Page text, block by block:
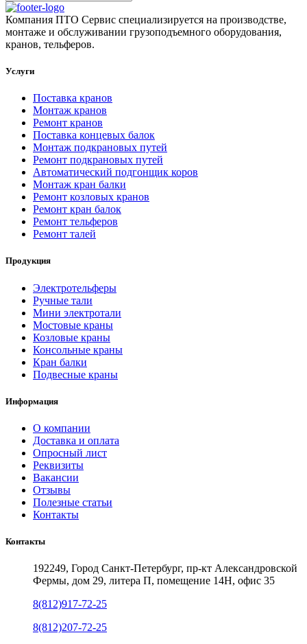
Компания ПТО Сервис специализируется на производстве,
монтаже и обслуживании грузоподъемного оборудования,
кранов, тельферов.
Услуги
Поставка кранов
Монтаж кранов
Ремонт кранов
Поставка концевых балок
Монтаж подкрановых путей
Ремонт подкрановых путей
Автоматический подгонщик коров
Монтаж кран балки
Ремонт козловых кранов
Ремонт кран балок
Ремонт тельферов
Ремонт талей
Продукция
Электротельферы
Ручные тали
Мини электротали
Мостовые краны
Козловые краны
Консольные краны
Кран балки
Подвесные краны
Информация
О компании
Доставка и оплата
Опросный лист
Реквизиты
Вакансии
Отзывы
Полезные статьи
Контакты
Контакты
192249, Город Санкт-Петербург, пр-кт Александровской
Фермы, дом 29, литера П, помещение 14Н, офис 35
8(812)917-72-25
8(812)207-72-25